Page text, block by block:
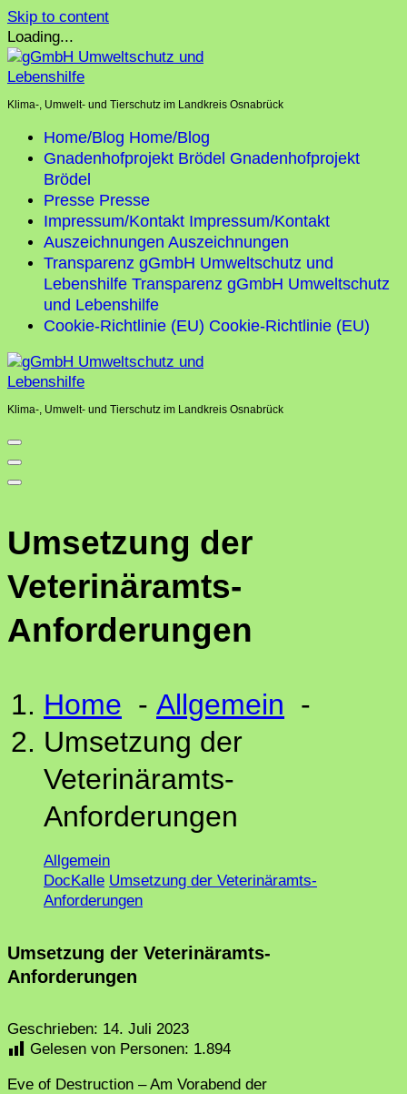
Skip to content
Loading...
Klima-, Umwelt- und Tierschutz im Landkreis Osnabrück
Home/Blog Home/Blog
Gnadenhofprojekt Brödel Gnadenhofprojekt
Brödel
Presse Presse
Impressum/Kontakt Impressum/Kontakt
Auszeichnungen Auszeichnungen
Transparenz gGmbH Umweltschutz und
Lebenshilfe Transparenz gGmbH Umweltschutz
und Lebenshilfe
Cookie-Richtlinie (EU) Cookie-Richtlinie (EU)
Klima-, Umwelt- und Tierschutz im Landkreis Osnabrück
Umsetzung der
Veterinäramts-
Anforderungen
Home - Allgemein -
Umsetzung der
Veterinäramts-
Anforderungen
Allgemein
DocKalle Umsetzung der Veterinäramts-
Anforderungen
Umsetzung der Veterinäramts-
Anforderungen
Geschrieben: 14. Juli 2023
Gelesen von Personen: 1.894
Eve of Destruction – Am Vorabend der